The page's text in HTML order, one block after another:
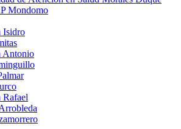
Mondomo
Isidro
Antonio
Rafael